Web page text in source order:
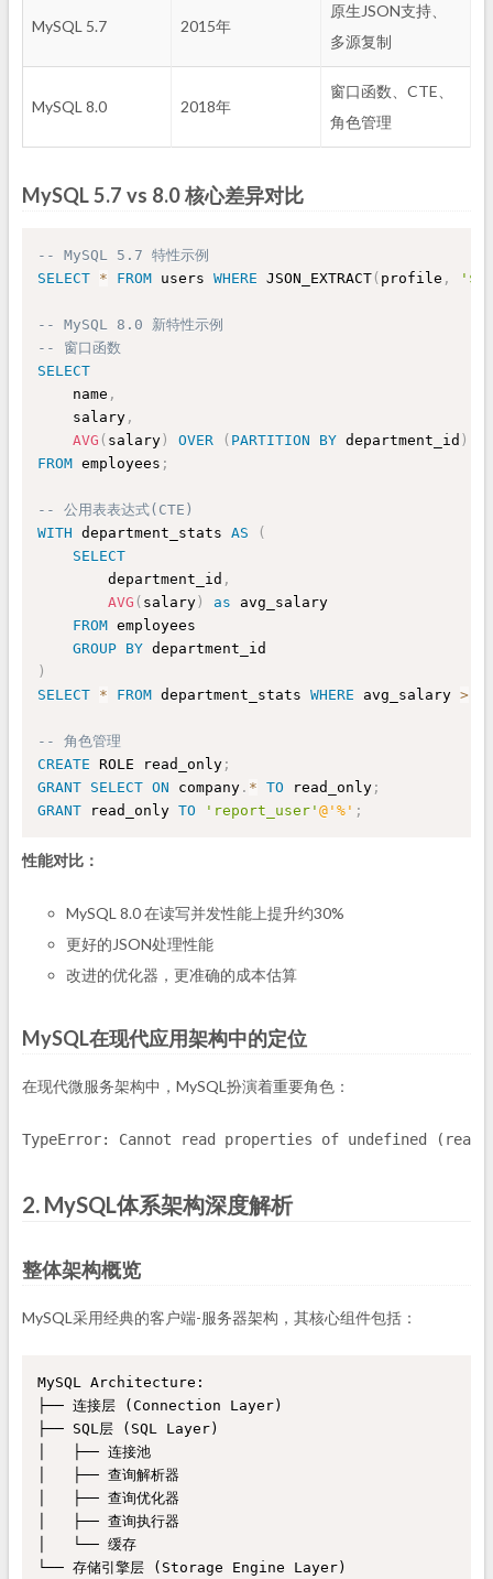
MySQL 5.7 2015年
原生JSON支持、
多源复制
MySQL 8.0 2018年
窗口函数、CTE、
角色管理
MySQL 5.7 vs 8.0 核心差异对比
-- MySQL 5.7 特性示例
SELECT * FROM users WHERE JSON_EXTRACT( profile ,
-- MySQL 8.0 新特性示例
-- 窗口函数
SELECT
    name
,
    salary
,
AVG ( salary ) OVER ( PARTITION BY department_id )
FROM employees ;
-- 公用表表达式(CTE)
WITH department_stats AS
(
SELECT
        department_id
,
AVG ( salary ) as avg_salary
FROM employees
GROUP BY
)
SELECT * FROM department_stats WHERE avg_salary >
-- 角色管理
CREATE ROLE read_only ;
GRANT SELECT ON company . * TO read_only ;
GRANT read_only TO 'report_user' @'%' ;
性能对比：
MySQL 8.0 在读写并发性能上提升约30%
更好的JSON处理性能
改进的优化器，更准确的成本估算
MySQL在现代应用架构中的定位
在现代微服务架构中，MySQL扮演着重要角色：
TypeError: Cannot read properties of undefined
2. MySQL体系架构深度解析
整体架构概览
MySQL采用经典的客户端-服务器架构，其核心组件包括：
MySQL Architecture:
├── 连接层 (Connection Layer)
├── SQL层 (SQL Layer)
│   ├── 连接池
│   ├── 查询解析器
│   ├── 查询优化器
│   ├── 查询执行器
│   └── 缓存
└── 存储引擎层 (Storage Engine Layer)